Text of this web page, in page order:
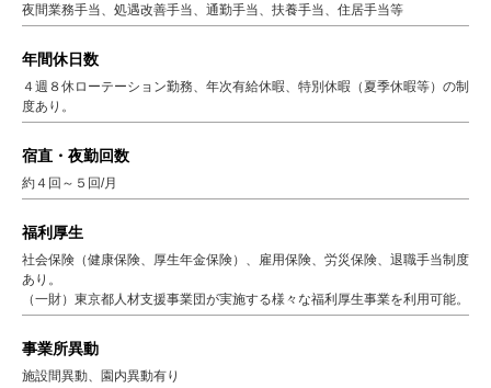
夜間業務手当、処遇改善手当、通勤手当、扶養手当、住居手当等
年間休日数
４週８休ローテーション勤務、年次有給休暇、特別休暇（夏季休暇等）の制
度あり。
宿直・夜勤回数
約４回～５回/月
福利厚生
社会保険（健康保険、厚生年金保険）、雇用保険、労災保険、退職手当制度
あり。
（一財）東京都人材支援事業団が実施する様々な福利厚生事業を利用可能。
事業所異動
施設間異動、園内異動有り